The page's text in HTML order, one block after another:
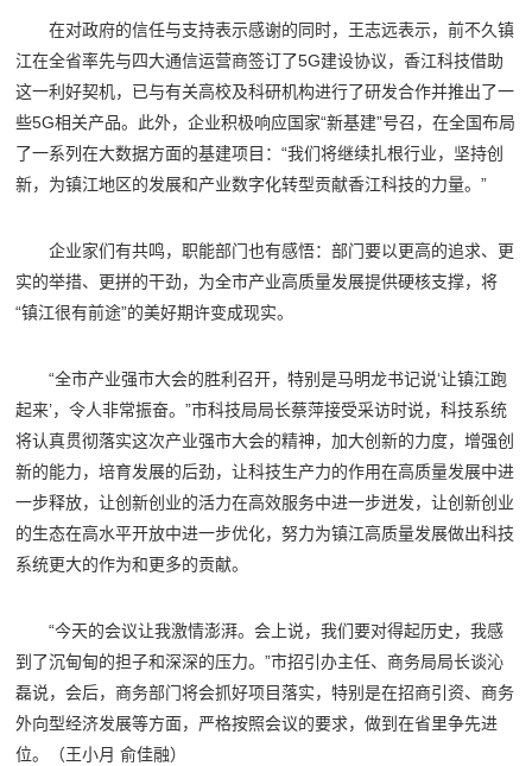
在对政府的信任与支持表示感谢的同时，王志远表示，前不久镇
江在全省率先与四大通信运营商签订了5G建设协议，香江科技借助
这一利好契机，已与有关高校及科研机构进行了研发合作并推出了一
些5G相关产品。此外，企业积极响应国家“新基建”号召，在全国布局
了一系列在大数据方面的基建项目：“我们将继续扎根行业，坚持创
新，为镇江地区的发展和产业数字化转型贡献香江科技的力量。”
企业家们有共鸣，职能部门也有感悟：部门要以更高的追求、更
实的举措、更拼的干劲，为全市产业高质量发展提供硬核支撑，将
“镇江很有前途”的美好期许变成现实。
“全市产业强市大会的胜利召开，特别是马明龙书记说‘让镇江跑
起来’，令人非常振奋。”市科技局局长蔡萍接受采访时说，科技系统
将认真贯彻落实这次产业强市大会的精神，加大创新的力度，增强创
新的能力，培育发展的后劲，让科技生产力的作用在高质量发展中进
一步释放，让创新创业的活力在高效服务中进一步迸发，让创新创业
的生态在高水平开放中进一步优化，努力为镇江高质量发展做出科技
系统更大的作为和更多的贡献。
“今天的会议让我激情澎湃。会上说，我们要对得起历史，我感
到了沉甸甸的担子和深深的压力。”市招引办主任、商务局局长谈沁
磊说，会后，商务部门将会抓好项目落实，特别是在招商引资、商务
外向型经济发展等方面，严格按照会议的要求，做到在省里争先进
位。（王小月 俞佳融）